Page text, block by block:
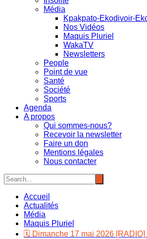
Média
Kpakpato-Ekodivoir-
Nos Vidéos
Maquis Pluriel
WakaTV
Newsletters
People
Point de vue
Santé
Société
Sports
Agenda
A propos
Qui sommes-nous?
Recevoir la newsletter
Faire un don
Mentions légales
Nous contacter
Accueil
Actualités
Média
Maquis Pluriel
🗓️ Dimanche 17 mai 2026